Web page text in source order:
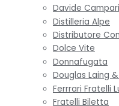
Davide
Distilleria Alpe
Distributore
Dolce Vite
Donnafugata
Douglas Laing
Ferrrari Fratelli
Fratelli Biletta